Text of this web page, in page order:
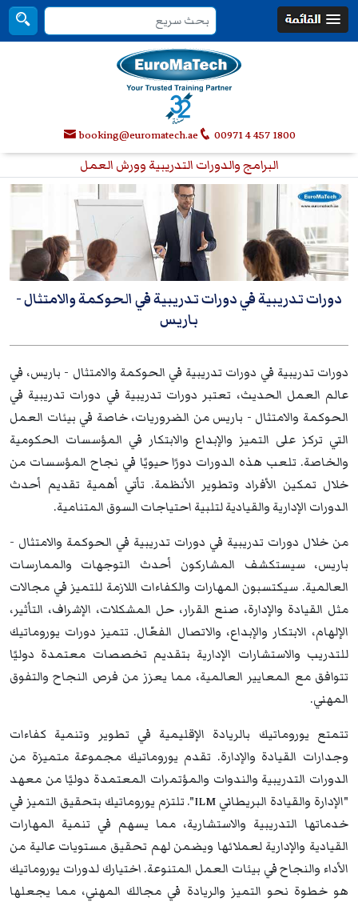
00971 4 457 1800
booking@euromatech.ae
البرامج والدورات التدريبية وورش العمل
دورات تدريبية في دورات تدريبية في الحوكمة والامتثال-
باريس
دورات تدريبية في دورات تدريبية في الحوكمة والامتثال - باريس، في
عالم العمل الحديث، تعتبر دورات تدريبية في دورات تدريبية في
الحوكمة والامتثال - باريس من الضروريات، خاصة في بيئات العمل
التي تركز على التميز والإبداع والابتكار في المؤسسات الحكومية
والخاصة. تلعب هذه الدورات دورًا حيويًا في نجاح المؤسسات من
خلال تمكين الأفراد وتطوير الأنظمة. تأتي أهمية تقديم أحدث
الدورات الإدارية والقيادية لتلبية احتياجات السوق المتنامية.
من خلال دورات تدريبية في دورات تدريبية في الحوكمة والامتثال -
باريس، سيستكشف المشاركون أحدث التوجهات والممارسات
العالمية. سيكتسبون المهارات والكفاءات اللازمة للتميز في مجالات
مثل القيادة والإدارة، صنع القرار، حل المشكلات، الإشراف، التأثير،
الإلهام، الابتكار والإبداع، والاتصال الفعّال. تتميز دورات يوروماتيك
للتدريب والاستشارات الإدارية بتقديم تخصصات معتمدة دوليًا
تتوافق مع المعايير العالمية، مما يعزز من فرص النجاح والتفوق
المهني.
تتمتع يوروماتيك بالريادة الإقليمية في تطوير وتنمية كفاءات
وجدارات القيادة والإدارة. تقدم يوروماتيك مجموعة متميزة من
الدورات التدريبية والندوات والمؤتمرات المعتمدة دوليًا من معهد
"الإدارة والقيادة البريطاني ILM". تلتزم يوروماتيك بتحقيق التميز في
خدماتها التدريبية والاستشارية، مما يسهم في تنمية المهارات
القيادية والإدارية لعملائها ويضمن لهم تحقيق مستويات عالية من
الأداء والنجاح في بيئات العمل المتنوعة. اختيارك لدورات يوروماتيك
هو خطوة نحو التميز والريادة في مجالك المهني، مما يجعلها